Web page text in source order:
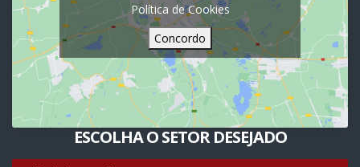
Política de Cookies
Concordo
ESCOLHA O SETOR DESEJADO